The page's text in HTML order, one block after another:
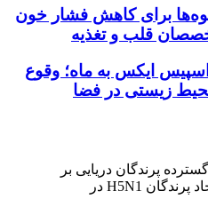
برای کاهش فشار خون
قلب و تغذیه
ایکس به ماه؛ وقوع
زیستی در فضا